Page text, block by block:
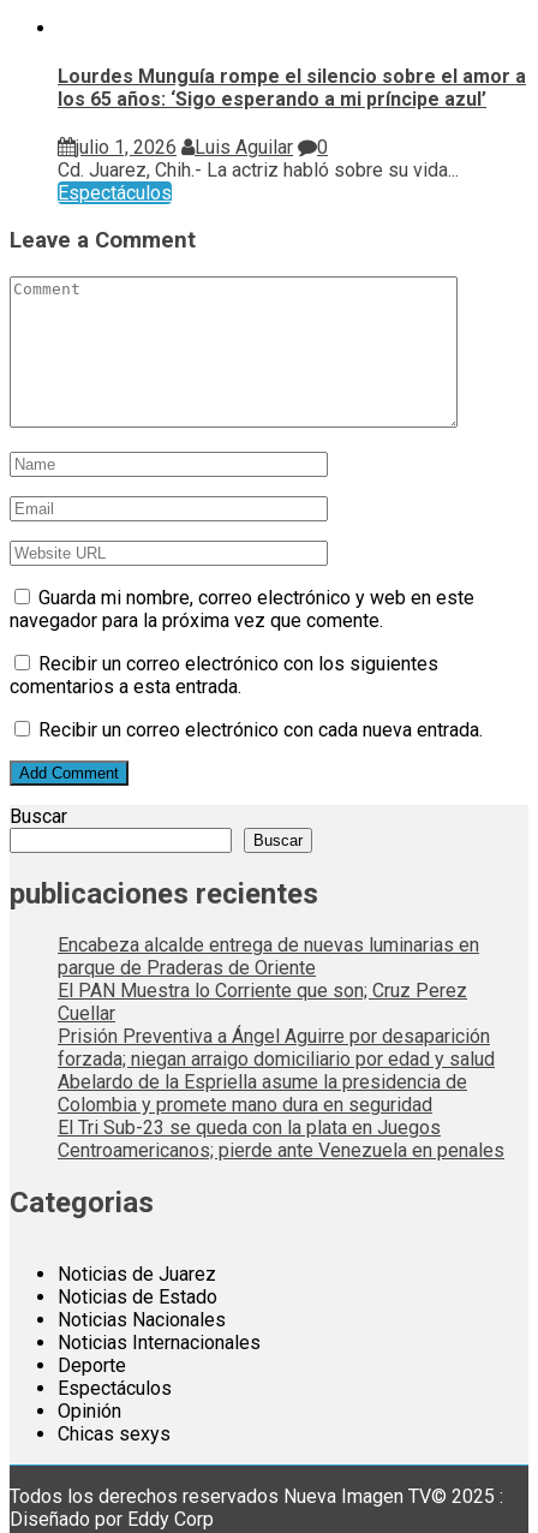
Lourdes Munguía rompe el silencio sobre el amor a
los 65 años: ‘Sigo esperando a mi príncipe azul’
julio 1, 2026 Luis Aguilar
0
Cd. Juarez, Chih.- La actriz habló sobre su vida...
Espectáculos
Leave a Comment
Guarda mi nombre, correo electrónico y web en este
navegador para la próxima vez que comente.
Recibir un correo electrónico con los siguientes
comentarios a esta entrada.
Recibir un correo electrónico con cada nueva entrada.
Buscar
Buscar
publicaciones recientes
Encabeza alcalde entrega de nuevas luminarias en
parque de Praderas de Oriente
El PAN Muestra lo Corriente que son; Cruz Perez
Cuellar
Prisión Preventiva a Ángel Aguirre por desaparición
forzada; niegan arraigo domiciliario por edad y salud
Abelardo de la Espriella asume la presidencia de
Colombia y promete mano dura en seguridad
El Tri Sub-23 se queda con la plata en Juegos
Centroamericanos; pierde ante Venezuela en penales
Categorias
Noticias de Juarez
Noticias de Estado
Noticias Nacionales
Noticias Internacionales
Deporte
Espectáculos
Opinión
Chicas sexys
Todos los derechos reservados Nueva Imagen TV© 2025 :
Diseñado por Eddy Corp